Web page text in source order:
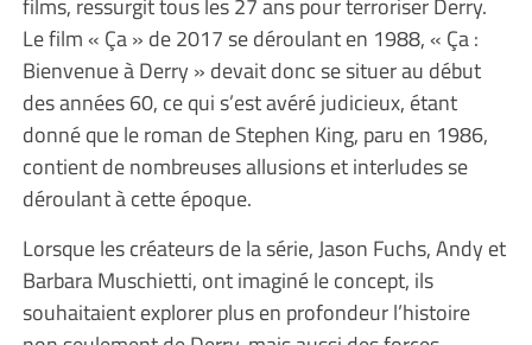
Le film « Ça » de 2017 se déroulant en 1988, « Ça :
Bienvenue à Derry » devait donc se situer au début
des années 60, ce qui s’est avéré judicieux, étant
donné que le roman de Stephen King, paru en 1986,
contient de nombreuses allusions et interludes se
déroulant à cette époque.
Lorsque les créateurs de la série, Jason Fuchs, Andy et
Barbara Muschietti, ont imaginé le concept, ils
souhaitaient explorer plus en profondeur l’histoire